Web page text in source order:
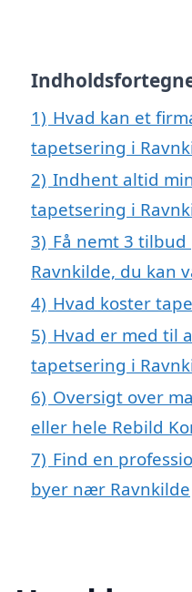
1) Hvad kan et
tapetsering i
2) Indhent altid
tapetsering i
3) Få nemt 3
Ravnkilde, du kan
4) Hvad koster
5) Hvad er med til
tapetsering i
6) Oversigt over
eller hele Rebild
7) Find en
byer nær Ravnkilde